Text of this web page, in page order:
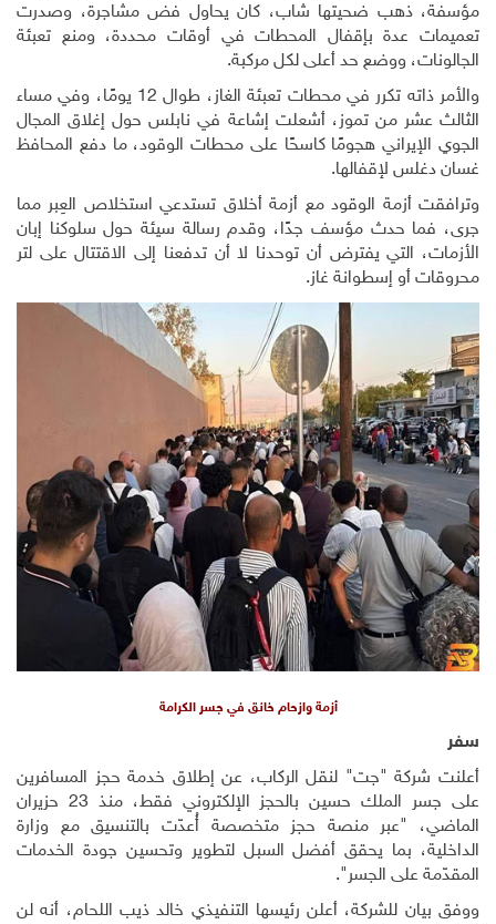
مؤسفة، ذهب ضحيتها شاب، كان يحاول فض مشاجرة، وصدرت
تعميمات عدة بإقفال المحطات في أوقات محددة، ومنع تعبئة
الجالونات، ووضع حد أعلى لكل مركبة.
والأمر ذاته تكرر في محطات تعبئة الغاز، طوال 12 يومًا، وفي مساء
الثالث عشر من تموز، أشعلت إشاعة في نابلس حول إغلاق المجال
الجوي الإيراني هجومًا كاسحًا على محطات الوقود، ما دفع المحافظ
غسان دغلس لإقفالها.
وترافقت أزمة الوقود مع أزمة أخلاق تستدعي استخلاص العِبر مما
جرى، فما حدث مؤسف جدًا، وقدم رسالة سيئة حول سلوكنا إبان
الأزمات، التي يفترض أن توحدنا لا أن تدفعنا إلى الاقتتال على لتر
محروقات أو إسطوانة غاز.
أزمة وازحام خانق في جسر الكرامة
سفر
أعلنت شركة "جت" لنقل الركاب، عن إطلاق خدمة حجز المسافرين
على جسر الملك حسين بالحجز الإلكتروني فقط، منذ 23 حزيران
الماضي، "عبر منصة حجز متخصصة أُعدّت بالتنسيق مع وزارة
الداخلية، بما يحقق أفضل السبل لتطوير وتحسين جودة الخدمات
المقدّمة على الجسر".
ووفق بيان للشركة، أعلن رئيسها التنفيذي خالد ذيب اللحام، أنه لن